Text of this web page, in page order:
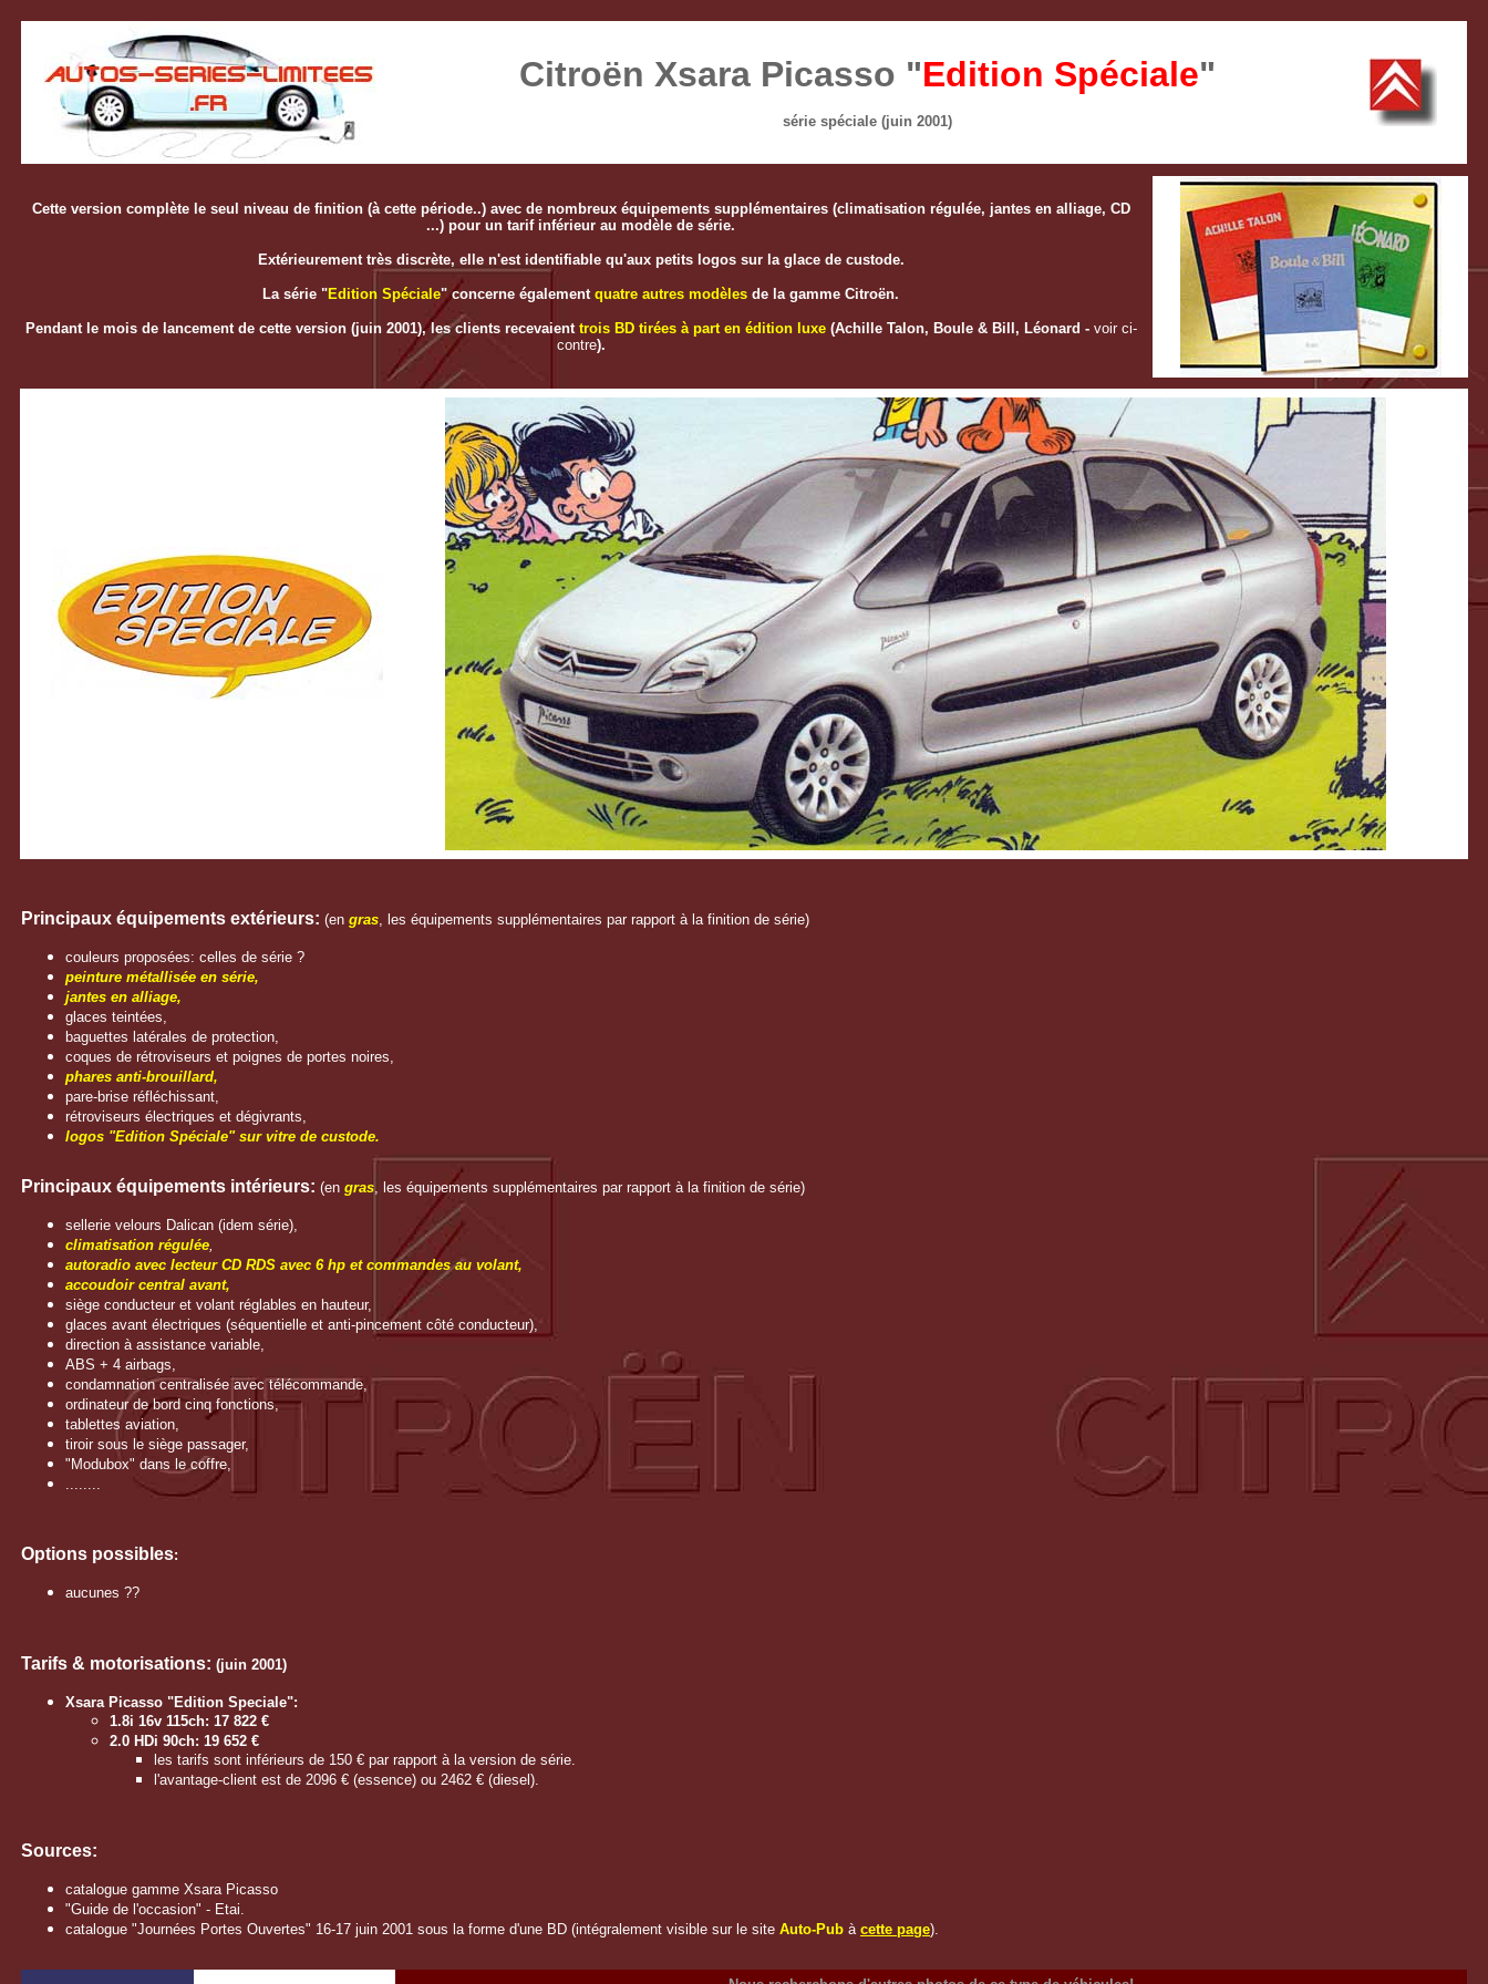
Citroën Xsara Picasso "Edition Spéciale"
série spéciale (juin 2001)
Cette version complète le seul niveau de finition (à cette période..) avec de nombreux équipements supplémentaires (climatisation régulée, jantes en alliage, CD
...) pour un tarif inférieur au modèle de série.
Extérieurement très discrète, elle n'est identifiable qu'aux petits logos sur la glace de custode.
La série "Edition Spéciale" concerne également quatre autres modèles de la gamme Citroën.
Pendant le mois de lancement de cette version (juin 2001), les clients recevaient trois BD tirées à part en édition luxe(Achille Talon, Boule & Bill, Léonard - voir ci-
contre).
Principaux équipements extérieurs: (en gras, les équipements supplémentaires par rapport à la finition de série)
couleurs proposées: celles de série ?
peinture métallisée en série,
jantes en alliage,
glaces teintées,
baguettes latérales de protection,
coques de rétroviseurs et poignes de portes noires,
phares anti-brouillard,
pare-brise réfléchissant,
rétroviseurs électriques et dégivrants,
logos "Edition Spéciale" sur vitre de custode.
Principaux équipements intérieurs: (en gras, les équipements supplémentaires par rapport à la finition de série)
sellerie velours Dalican (idem série),
climatisation régulée,
autoradio avec lecteur CD RDS avec 6 hp et commandes au volant,
accoudoir central avant,
siège conducteur et volant réglables en hauteur,
glaces avant électriques (séquentielle et anti-pincement côté conducteur),
direction à assistance variable,
ABS + 4 airbags,
condamnation centralisée avec télécommande,
ordinateur de bord cinq fonctions,
tablettes aviation,
tiroir sous le siège passager,
"Modubox" dans le coffre,
........
Options possibles:
aucunes ??
Tarifs & motorisations: (juin 2001)
Xsara Picasso "Edition Speciale":
1.8i 16v 115ch: 17 822 €
2.0 HDi 90ch: 19 652 €
les tarifs sont inférieurs de 150 € par rapport à la version de série.
l'avantage-client est de 2096 € (essence) ou 2462 € (diesel).
Sources:
catalogue gamme Xsara Picasso
"Guide de l'occasion" - Etai.
catalogue "Journées Portes Ouvertes" 16-17 juin 2001 sous la forme d'une BD (intégralement visible sur le site Auto-Pub à cette page).